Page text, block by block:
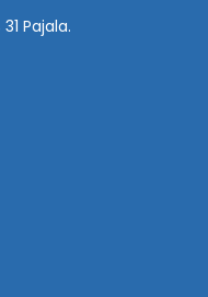
Pajala.